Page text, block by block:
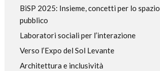
BiSP 2025: Insieme, concetti per lo spazio
pubblico
Laboratori sociali per l’interazione
Verso l’Expo del Sol Levante
Architettura e inclusività